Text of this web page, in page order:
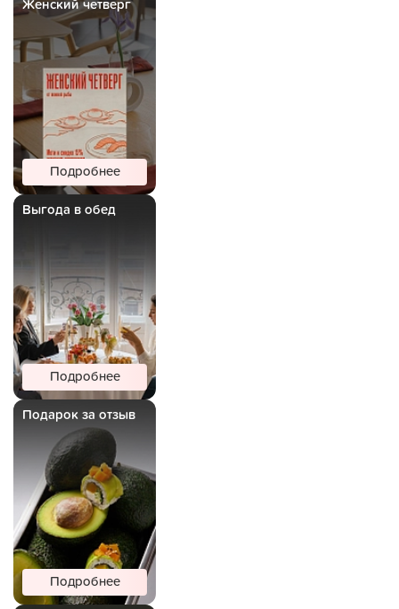
Женский четверг
Подробнее
Выгода в обед
Подробнее
Подарок за отзыв
Подробнее